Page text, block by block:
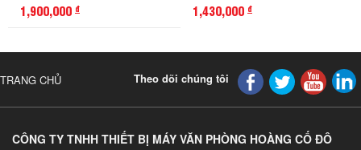
1,900,000 đ 1,430,000 đ
TRANG CHỦ Theo dõi chúng tôi
CÔNG TY TNHH THIẾT BỊ MÁY VĂN PHÒNG HOÀNG CỐ ĐÔ